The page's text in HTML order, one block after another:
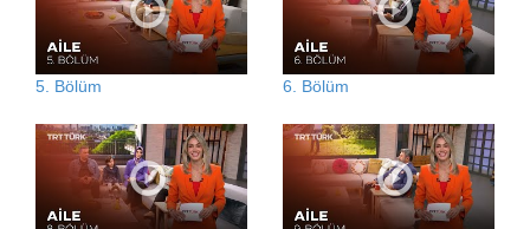
5. Bölüm 6. Bölüm